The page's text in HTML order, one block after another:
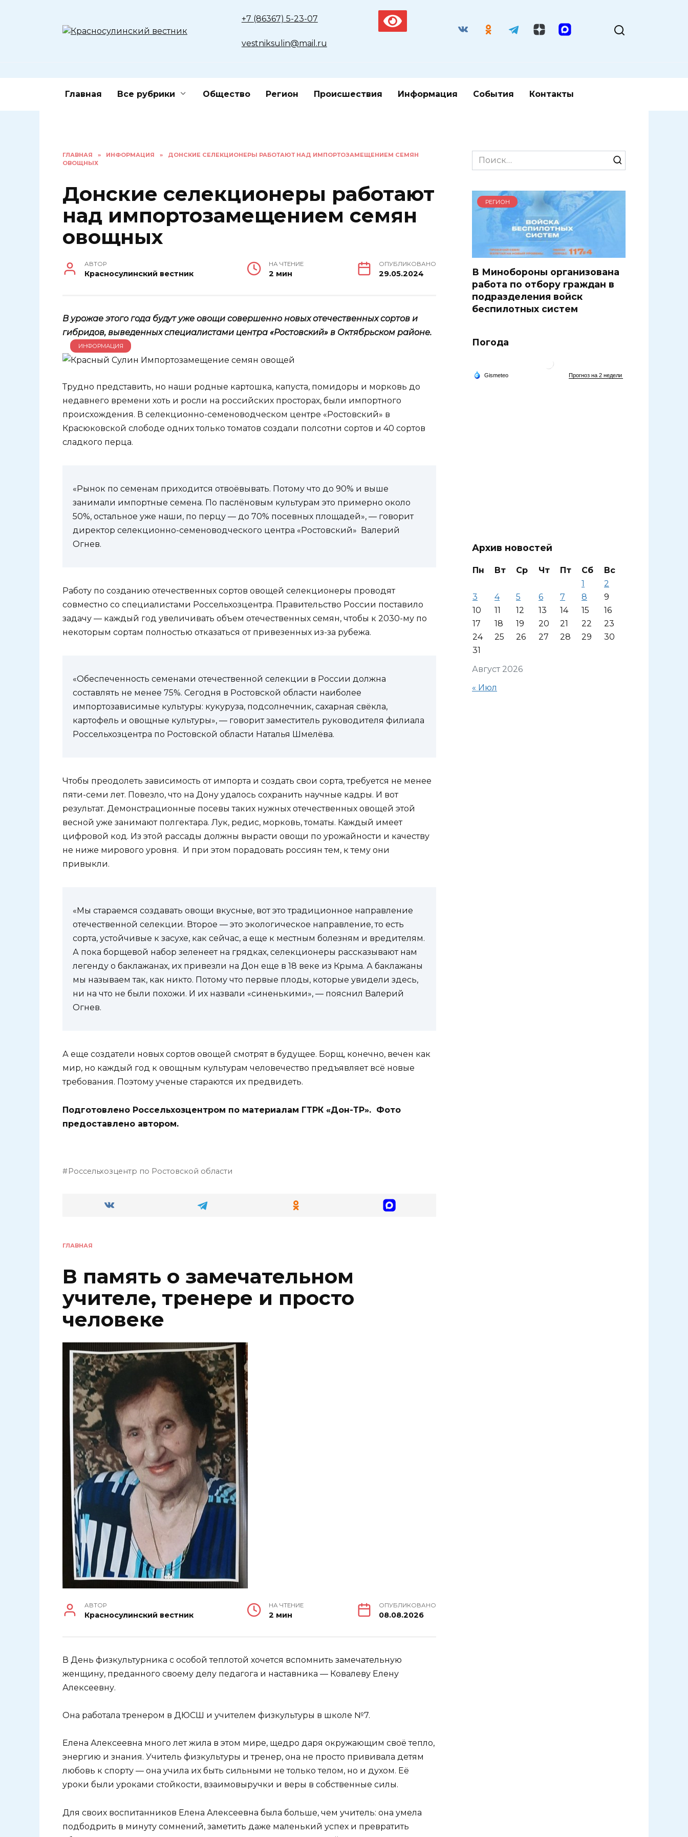
+7 (86367) 5-23-07
vestniksulin@mail.ru
Главная Все рубрики Общество Регион Происшествия Информация События Контакты
ГЛАВНАЯ » ИНФОРМАЦИЯ »
ДОНСКИЕ СЕЛЕКЦИОНЕРЫ РАБОТАЮТ НАД ИМПОРТОЗАМЕЩЕНИЕМ СЕМЯН
ОВОЩНЫХ
Донские селекционеры работают
над импортозамещением семян
овощных
АВТОР
Красносулинский вестник
НА ЧТЕНИЕ
2 мин
ОПУБЛИКОВАНО
29.05.2024
В урожае этого года будут уже овощи совершенно новых отечественных сортов и
гибридов, выведенных специалистами центра «Ростовский» в Октябрьском районе.
ИНФОРМАЦИЯ
Трудно представить, но наши родные картошка, капуста, помидоры и морковь до
недавнего времени хоть и росли на российских просторах, были импортного
происхождения. В селекционно-семеноводческом центре «Ростовский» в
Красюковской слободе одних только томатов создали полсотни сортов и 40 сортов
сладкого перца.
«Рынок по семенам приходится отвоёвывать. Потому что до 90% и выше
занимали импортные семена. По паслёновым культурам это примерно около
50%, остальное уже наши, по перцу — до 70% посевных площадей», — говорит
директор селекционно-семеноводческого центра «Ростовский» Валерий
Огнев.
Работу по созданию отечественных сортов овощей селекционеры проводят
совместно со специалистами Россельхозцентра. Правительство России поставило
задачу — каждый год увеличивать объем отечественных семян, чтобы к 2030-му по
некоторым сортам полностью отказаться от привезенных из-за рубежа.
«Обеспеченность семенами отечественной селекции в России должна
составлять не менее 75%. Сегодня в Ростовской области наиболее
импортозависимые культуры: кукуруза, подсолнечник, сахарная свёкла,
картофель и овощные культуры», — говорит заместитель руководителя филиала
Россельхозцентра по Ростовской области Наталья Шмелёва.
Чтобы преодолеть зависимость от импорта и создать свои сорта, требуется не менее
пяти-семи лет. Повезло, что на Дону удалось сохранить научные кадры. И вот
результат. Демонстрационные посевы таких нужных отечественных овощей этой
весной уже занимают полгектара. Лук, редис, морковь, томаты. Каждый имеет
цифровой код. Из этой рассады должны вырасти овощи по урожайности и качеству
не ниже мирового уровня. И при этом порадовать россиян тем, к тему они
привыкли.
«Мы стараемся создавать овощи вкусные, вот это традиционное направление
отечественной селекции. Второе — это экологическое направление, то есть
сорта, устойчивые к засухе, как сейчас, а еще к местным болезням и вредителям.
А пока борщевой набор зеленеет на грядках, селекционеры рассказывают нам
легенду о баклажанах, их привезли на Дон еще в 18 веке из Крыма. А баклажаны
мы называем так, как никто. Потому что первые плоды, которые увидели здесь,
ни на что не были похожи. И их назвали «синенькими», — пояснил Валерий
Огнев.
А еще создатели новых сортов овощей смотрят в будущее. Борщ, конечно, вечен как
мир, но каждый год к овощным культурам человечество предъявляет всё новые
требования. Поэтому ученые стараются их предвидеть.
Подготовлено Россельхозцентром по материалам ГТРК «Дон-ТР». Фото
предоставлено автором.
Россельхозцентр по Ростовской области
ГЛАВНАЯ
В память о замечательном
учителе, тренере и просто
человеке
АВТОР
Красносулинский вестник
НА ЧТЕНИЕ
2 мин
ОПУБЛИКОВАНО
08.08.2026
В День физкультурника с особой теплотой хочется вспомнить замечательную
женщину, преданного своему делу педагога и наставника — Ковалеву Елену
Алексеевну.
Она работала тренером в ДЮСШ и учителем физкультуры в школе №7.
Елена Алексеевна много лет жила в этом мире, щедро даря окружающим своё тепло,
энергию и знания. Учитель физкультуры и тренер, она не просто прививала детям
любовь к спорту — она учила их быть сильными не только телом, но и духом. Её
уроки были уроками стойкости, взаимовыручки и веры в собственные силы.
Для своих воспитанников Елена Алексеевна была больше, чем учитель: она умела
подбодрить в минуту сомнений, заметить даже маленький успех и превратить
Search
for:
РЕГИОН
В Минобороны организована
работа по отбору граждан в
подразделения войск
беспилотных систем
Погода
Архив новостей
Август 2026
Пн Вт Ср Чт Пт Сб
Вс
1
2
3
4 5 6 7 8
9
10
11 12 13 14 15
16
17
18 19 20 21 22
23
24
25 26 27 28 29
30
31
« Июл